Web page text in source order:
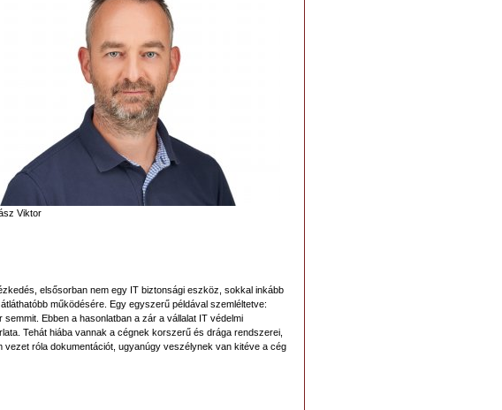
Viktor
elsősorban nem egy IT biztonsági eszköz, sokkal inkább
működésére. Egy egyszerű példával szemléltetve:
Ebben a hasonlatban a zár a vállalat IT védelmi
Tehát hiába vannak a cégnek korszerű és drága rendszerei,
róla dokumentációt, ugyanúgy veszélynek van kitéve a cég